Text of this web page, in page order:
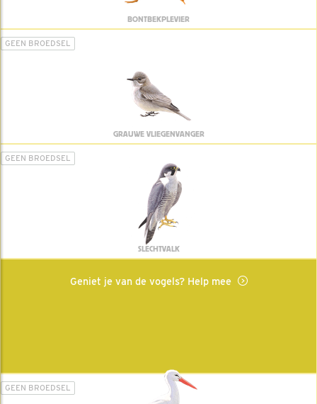
BONTBEKPLEVIER
GEEN BROEDSEL
GRAUWE VLIEGENVANGER
GEEN BROEDSEL
SLECHTVALK
Geniet je van de vogels? Help mee
GEEN BROEDSEL